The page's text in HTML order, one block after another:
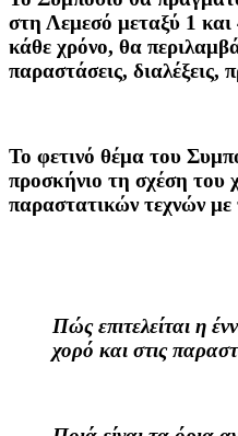
στη Λεμεσό μεταξύ 1
κάθε χρόνο, θα
παραστάσεις, διαλέξεις,
Το φετινό θέμα του
προσκήνιο τη σχέση του
παραστατικών τεχνών με
Πώς επιτελείται η
χορό και στις